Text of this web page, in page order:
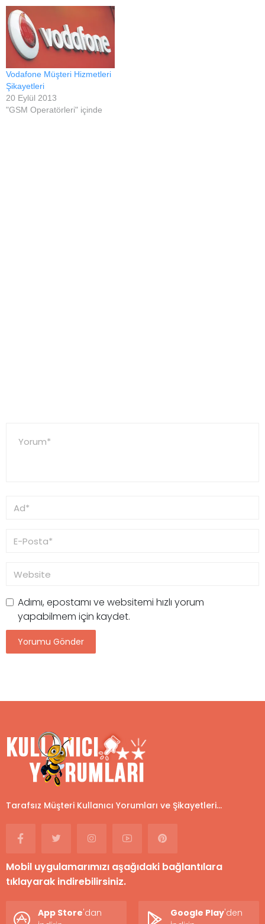
Vodafone Müşteri Hizmetleri
Şikayetleri
20 Eylül 2013
"GSM Operatörleri" içinde
Adımı, epostamı ve websitemi hızlı yorum
yapabilmem için kaydet.
Tarafsız Müşteri Kullanıcı Yorumları ve Şikayetleri...
Mobil uygulamarımızı aşağıdaki bağlantılara
tıklayarak indirebilirsiniz.
App Store'dan
Google Play'den